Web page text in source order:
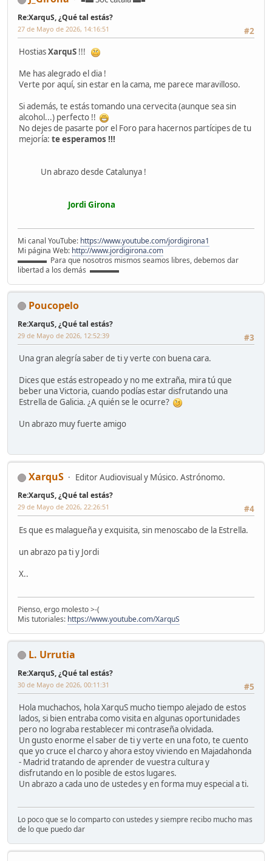
Re:XarquS, ¿Qué tal estás?
#2
27 de Mayo de 2026, 14:16:51
HostiasXarquS !!!
Me has alegrado el dia !
Verte por aquí, sin estar en la cama, me parece maravilloso.
Si además, te estás tomando una cervecita (aunque sea sin
alcohol...) perfecto !!
No dejes de pasarte por el Foro para hacernos partícipes de tu
mejoría: te esperamos !!!
Un abrazo desde Catalunya !
Jordi Girona
Mi canal YouTube: https://www.youtube.com/jordigirona1
Mi página Web: http://www.jordigirona.com
▬▬▬▬ Para que nosotros mismos seamos libres, debemos dar
libertad a los demás ▬▬▬▬
Poucopelo
Re:XarquS, ¿Qué tal estás?
#3
29 de Mayo de 2026, 12:52:39
Una gran alegría saber de ti y verte con buena cara.
Dices que estás estropeado y no me extraña, mira tú que
beber una Victoria, cuando podías estar disfrutando una
Estrella de Galicia. ¿A quién se le ocurre?
Un abrazo muy fuerte amigo
XarquS Editor Audiovisual y Músico. Astrónomo.
Re:XarquS, ¿Qué tal estás?
#4
29 de Mayo de 2026, 22:26:51
Es que es malagueña y exquisita, sin menoscabo de la Estrella.
un abrazo pa ti y Jordi
X..
Pienso, ergo molesto >-(
Mis tutoriales: https://www.youtube.com/XarquS
L. Urrutia
Re:XarquS, ¿Qué tal estás?
#5
30 de Mayo de 2026, 00:11:31
Hola muchachos, hola XarquS mucho tiempo alejado de estos
lados, si bien entraba como visita en algunas oportunidades
pero no lograba restablecer mi contraseña olvidada.
Un gusto enorme el saber de ti y verte en una foto, te cuento
que yo cruce el charco y ahora estoy viviendo en Majadahonda
- Madrid tratando de aprender de vuestra cultura y
disfrutando en lo posible de estos lugares.
Un abrazo a cada uno de ustedes y en forma muy especial a ti.
Lo poco que se lo comparto con ustedes y siempre recibo mucho mas
de lo que puedo dar